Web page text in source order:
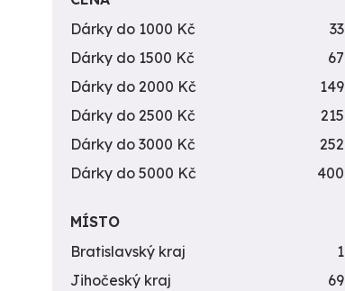
Dárky do 1000 Kč
33
Dárky do 1500 Kč
67
Dárky do 2000 Kč
149
Dárky do 2500 Kč
215
Dárky do 3000 Kč
252
Dárky do 5000 Kč
400
MÍSTO
Bratislavský kraj
1
Jihočeský kraj
69